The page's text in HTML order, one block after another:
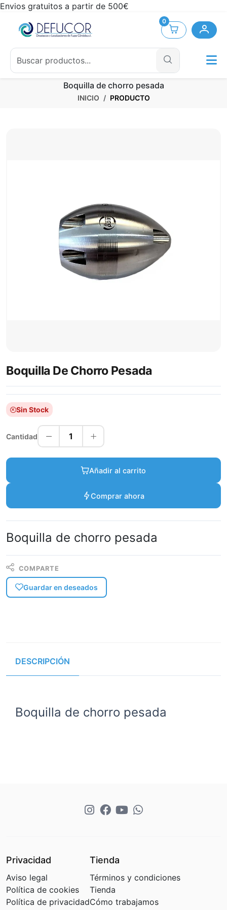
Envios gratuitos a partir de 500€
0
Boquilla de chorro pesada
INICIO PRODUCTO
Boquilla De Chorro Pesada
Sin Stock
Cantidad 1
Añadir al carrito
Comprar ahora
Boquilla de chorro pesada
COMPARTE
Guardar en deseados
DESCRIPCIÓN
Boquilla de chorro pesada
Privacidad
Aviso legal
Política de cookies
Política de privacidad
Tienda
Términos y condiciones
Tienda
Cómo trabajamos